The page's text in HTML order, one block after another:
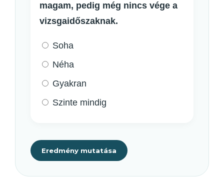
magam, pedig még nincs vége a
vizsgaidőszaknak.
Soha
Néha
Gyakran
Szinte mindig
Eredmény mutatása